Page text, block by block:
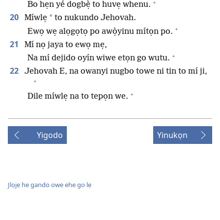
Bo hẹn yé dogbẹ̀ to huvẹ whenu. +
20 Míwlẹ * to nukundo Jehovah.
Ewọ wẹ alọgọtọ po awọ̀yinu mítọn po. +
21
Mí nọ jaya to ewọ mẹ,
Na mí dejido oyín wiwe etọn go wutu. +
22 Jehovah E, na owanyi nugbo towe ni tin to mí ji,
+
Dile míwlẹ na to tepọn we. +
Yigodo Yinukọn
Jlọjẹ he gando owe ehe go lẹ